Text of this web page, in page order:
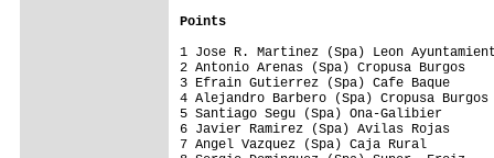
Points
1 Jose R. Martinez (Spa) Leon
2 Antonio Arenas (Spa) Cropusa
3 Efrain Gutierrez (Spa) Cafe Baque
4 Alejandro Barbero (Spa) Cropusa
5 Santiago Segu (Spa) Ona-Galibier
6 Javier Ramirez (Spa) Avilas Rojas
7 Angel Vazquez (Spa) Caja Rural